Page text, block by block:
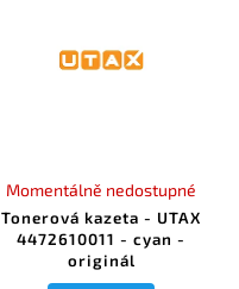
Tonerová kazeta - UTAX
4472610011 - cyan -
originál
Momentálně nedostupné